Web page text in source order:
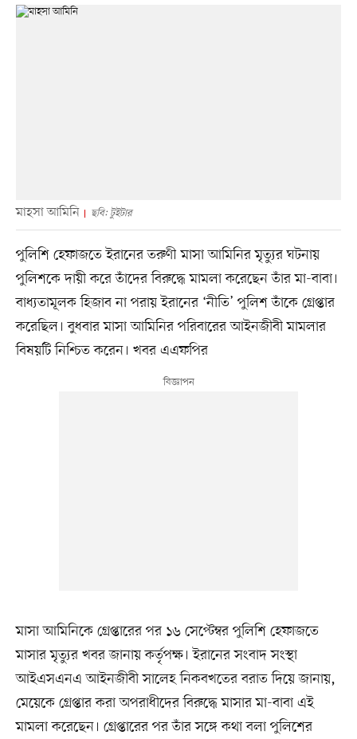
মাহসা আমিনি ছবি: টুইটার
পুলিশি হেফাজতে ইরানের তরুণী মাসা আমিনির মৃত্যুর ঘটনায়
পুলিশকে দায়ী করে তাঁদের বিরুদ্ধে মামলা করেছেন তাঁর মা-বাবা।
বাধ্যতামূলক হিজাব না পরায় ইরানের ‘নীতি’ পুলিশ তাঁকে গ্রেপ্তার
করেছিল। বুধবার মাসা আমিনির পরিবারের আইনজীবী মামলার
বিষয়টি নিশ্চিত করেন। খবর এএফপির
মাসা আমিনিকে গ্রেপ্তারের পর ১৬ সেপ্টেম্বর পুলিশি হেফাজতে
মাসার মৃত্যুর খবর জানায় কর্তৃপক্ষ। ইরানের সংবাদ সংস্থা
আইএসএনএ আইনজীবী সালেহ নিকবখতের বরাত দিয়ে জানায়,
মেয়েকে গ্রেপ্তার করা অপরাধীদের বিরুদ্ধে মাসার মা-বাবা এই
মামলা করেছেন। গ্রেপ্তারের পর তাঁর সঙ্গে কথা বলা পুলিশের